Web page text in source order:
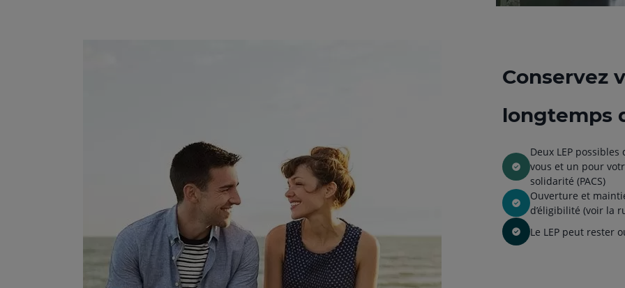
Conservez
longtemps
Deux LEP
vous et un pour
solidarité (PACS)
Ouverture et
d’éligibilité (voir la
Le LEP peut rester